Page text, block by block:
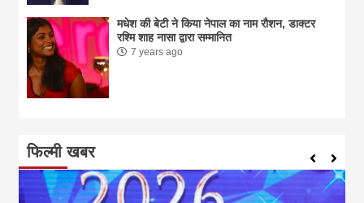
मधेश की बेटी ने किया नेपाल का नाम राैशन, डाक्टर
रश्मि शाह नासा द्वारा सम्मानित
7 years ago
फिल्मी खबर